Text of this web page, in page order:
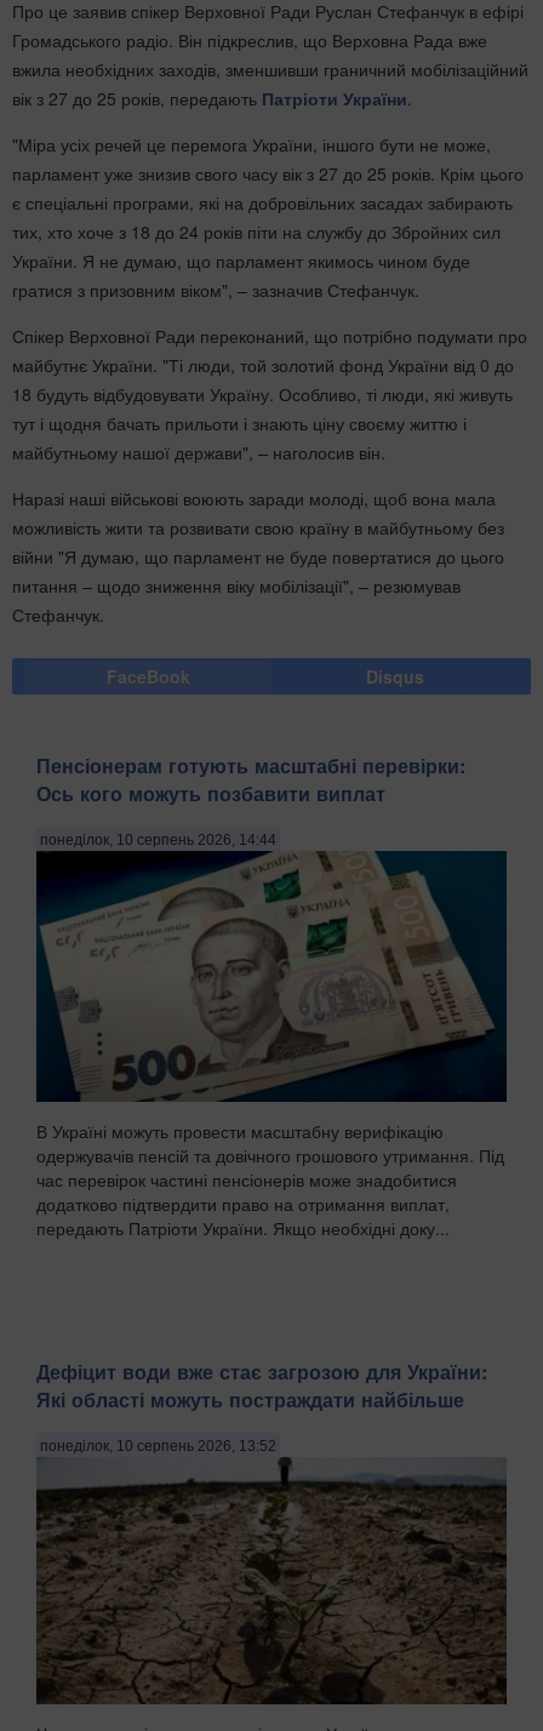
Про це заявив спікер Верховної Ради Руслан Стефанчук в ефірі
Громадського радіо. Він підкреслив, що Верховна Рада вже
вжила необхідних заходів, зменшивши граничний мобілізаційний
вік з 27 до 25 років, передають Патріоти України.
"Міра усіх речей це перемога України, іншого бути не може,
парламент уже знизив свого часу вік з 27 до 25 років. Крім цього
є спеціальні програми, які на добровільних засадах забирають
тих, хто хоче з 18 до 24 років піти на службу до Збройних сил
України. Я не думаю, що парламент якимось чином буде
гратися з призовним віком", – зазначив Стефанчук.
Спікер Верховної Ради переконаний, що потрібно подумати про
майбутнє України. "Ті люди, той золотий фонд України від 0 до
18 будуть відбудовувати Україну. Особливо, ті люди, які живуть
тут і щодня бачать прильоти і знають ціну своєму життю і
майбутньому нашої держави", – наголосив він.
Наразі наші військові воюють заради молоді, щоб вона мала
можливість жити та розвивати свою країну в майбутньому без
війни "Я думаю, що парламент не буде повертатися до цього
питання – щодо зниження віку мобілізації", – резюмував
Стефанчук.
FaceBook Disqus
Пенсіонерам готують масштабні перевірки:
Ось кого можуть позбавити виплат
понеділок, 10 серпень 2026, 14:44
В Україні можуть провести масштабну верифікацію
одержувачів пенсій та довічного грошового утримання. Під
час перевірок частині пенсіонерів може знадобитися
додатково підтвердити право на отримання виплат,
передають Патріоти України. Якщо необхідні доку...
Дефіцит води вже стає загрозою для України:
Які області можуть постраждати найбільше
понеділок, 10 серпень 2026, 13:52